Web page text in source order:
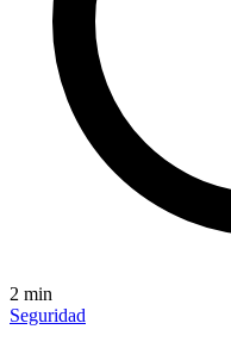
2 min
Seguridad